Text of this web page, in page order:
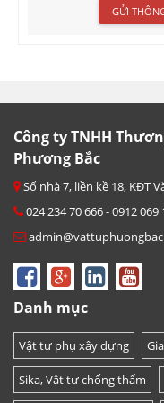
Công ty TNHH
Phương Bắc
Số nhà 7, liền kề 18, KĐT
024 234 70 666 - 0912 069
Danh mục
Vật tư phụ xây dựng
Sika, Vật tư chống thấm